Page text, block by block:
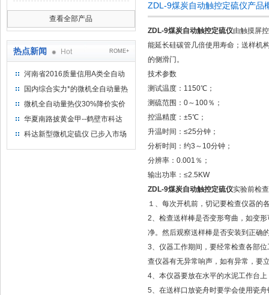
查看全部产品
热点新闻 Hot ROME+
河南省2016质量信用A类全自动
量热仪
国内综合实力*的微机全自动量热
仪制造企业
微机全自动量热仪30%降价实价
出售
华夏南路披黄金甲--鹤壁市科达
仪器仪表有限公司
科达新型微机定硫仪 已步入市场
ZDL-9煤炭自动触控定硫仪产品
ZDL-9煤炭自动触控定硫仪由触摸屏
能延长硅碳管几倍使用寿命；送样机
的侧滑门。
技术参数
测试温度：1150℃；
测硫范围：0～100％；
控温精度：±5℃；
升温时间：≤25分钟；
分析时间：约3～10分钟；
分辨率：0.001％；
输出功率：≤2.5KW
ZDL-9煤炭自动触控定硫仪实验前检
１、每次开机前，切记要检查仪器的
2、检查送样棒是否变形弯曲，如变
净。然后观察送样棒是否安装到正确
3、仪器工作期间，要经常检查各部
查仪器有无异常响声，如有异常，要
4、本仪器要放在水平的水泥工作台
5、在送样口放瓷舟时要学会使用瓷